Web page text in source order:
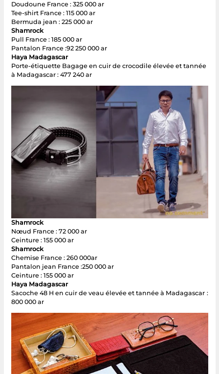
Doudoune France : 325 000 ar
Tee-shirt France : 115 000 ar
Bermuda jean : 225 000 ar
Shamrock
Pull France : 185 000 ar
Pantalon France :92 250 000 ar
Haya Madagascar
Porte-étiquette Bagage en cuir de crocodile élevée et tannée
à Madagascar : 477 240 ar
Shamrock
Nœud France : 72 000 ar
Ceinture : 155 000 ar
Shamrock
Chemise France : 260 000ar
Pantalon jean France :250 000 ar
Ceinture : 155 000 ar
Haya Madagascar
Sacoche 48 H en cuir de veau élevée et tannée à Madagascar :
800 000 ar